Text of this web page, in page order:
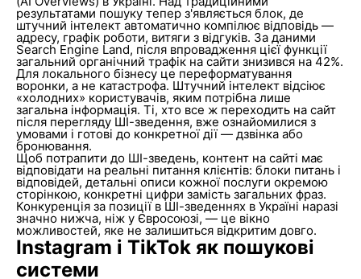
результатами пошуку тепер з'являється блок, де
штучний інтелект автоматично компілює відповідь —
адресу, графік роботи, витяги з відгуків. За даними
Search Engine Land, після впровадження цієї функції
загальний органічний трафік на сайти знизився на 42%.
Для локального бізнесу це переформатування
воронки, а не катастрофа. Штучний інтелект відсіює
«холодних» користувачів, яким потрібна лише
загальна інформація. Ті, хто все ж переходить на сайт
після перегляду ШІ-зведення, вже ознайомилися з
умовами і готові до конкретної дії — дзвінка або
бронювання.
Щоб потрапити до ШІ-зведень, контент на сайті має
відповідати на реальні питання клієнтів: блоки питань і
відповідей, детальні описи кожної послуги окремою
сторінкою, конкретні цифри замість загальних фраз.
Конкуренція за позиції в ШІ-зведеннях в Україні наразі
значно нижча, ніж у Євросоюзі, — це вікно
можливостей, яке не залишиться відкритим довго.
Instagram і TikTok як пошукові
системи